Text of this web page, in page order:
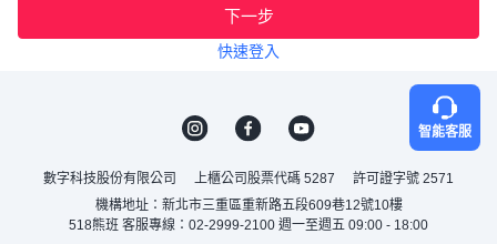
下一步
快速登入
智能客服
數字科技股份有限公司 上櫃公司股票代碼 5287
許可證字號 2571
機構地址：新北市三重區重新路五段609巷12號10樓
518熊班 客服專線：02-2999-2100 週一至週五 09:00 - 18:00